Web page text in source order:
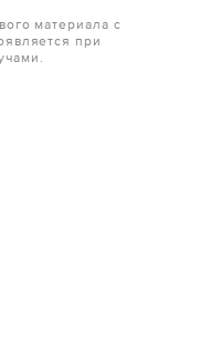
материала с
при